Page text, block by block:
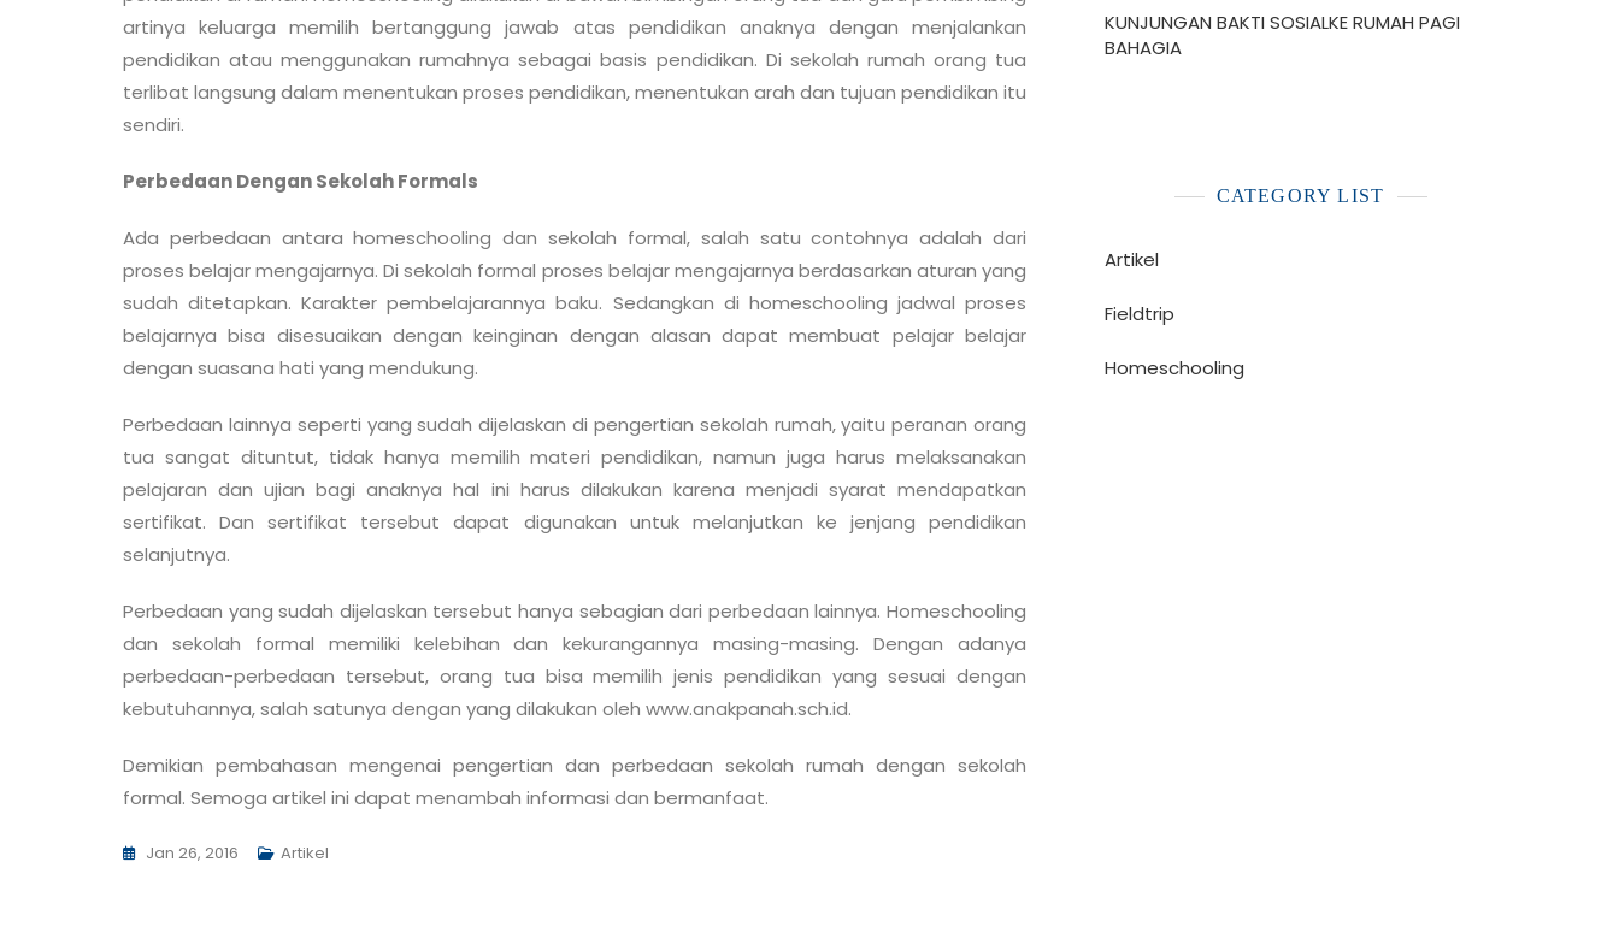
artinya keluarga memilih bertanggung jawab atas pendidikan anaknya dengan menjalankan
pendidikan atau menggunakan rumahnya sebagai basis pendidikan. Di sekolah rumah orang tua
terlibat langsung dalam menentukan proses pendidikan, menentukan arah dan tujuan pendidikan itu
sendiri.
Perbedaan Dengan Sekolah Formals
Ada perbedaan antara homeschooling dan sekolah formal, salah satu contohnya adalah dari
proses belajar mengajarnya. Di sekolah formal proses belajar mengajarnya berdasarkan aturan yang
sudah ditetapkan. Karakter pembelajarannya baku. Sedangkan di homeschooling jadwal proses
belajarnya bisa disesuaikan dengan keinginan dengan alasan dapat membuat pelajar belajar
dengan suasana hati yang mendukung.
Perbedaan lainnya seperti yang sudah dijelaskan di pengertian sekolah rumah, yaitu peranan orang
tua sangat dituntut, tidak hanya memilih materi pendidikan, namun juga harus melaksanakan
pelajaran dan ujian bagi anaknya hal ini harus dilakukan karena menjadi syarat mendapatkan
sertifikat. Dan sertifikat tersebut dapat digunakan untuk melanjutkan ke jenjang pendidikan
selanjutnya.
Perbedaan yang sudah dijelaskan tersebut hanya sebagian dari perbedaan lainnya. Homeschooling
dan sekolah formal memiliki kelebihan dan kekurangannya masing-masing. Dengan adanya
perbedaan-perbedaan tersebut, orang tua bisa memilih jenis pendidikan yang sesuai dengan
kebutuhannya, salah satunya dengan yang dilakukan oleh www.anakpanah.sch.id.
Demikian pembahasan mengenai pengertian dan perbedaan sekolah rumah dengan sekolah
formal. Semoga artikel ini dapat menambah informasi dan bermanfaat.
Jan 26, 2016 Artikel
KUNJUNGAN BAKTI SOSIALKE RUMAH PAGI
BAHAGIA
CATEGORY LIST
Artikel
Fieldtrip
Homeschooling